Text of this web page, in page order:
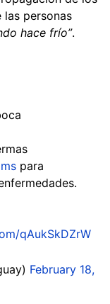
personas
hace frío”.
para
qAukSkDZrW
February 18,